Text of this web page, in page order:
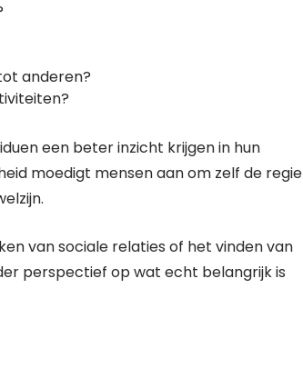
anderen?
een beter inzicht krijgen in hun
moedigt mensen aan om zelf de regie
van sociale relaties of het vinden van
perspectief op wat echt belangrijk is